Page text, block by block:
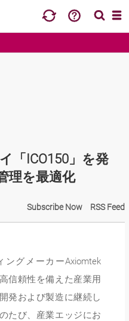
「ICO150」を発
理を最適化
Subscribe Now RSS Feed
グメーカーAxiomtek
信頼性を備えた産業用
発および製造に継続し
たび、産業エッジにお